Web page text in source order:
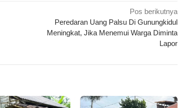
Pos berikutnya
Peredaran Uang Palsu Di Gunungkidul
Meningkat, Jika Menemui Warga Diminta
Lapor